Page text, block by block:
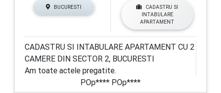
BUCURESTI
CADASTRU SI
INTABULARE
APARTAMENT
CADASTRU SI INTABULARE APARTAMENT CU 2
CAMERE DIN SECTOR 2, BUCURESTI
Am toate actele pregatite.
POp**** POp****